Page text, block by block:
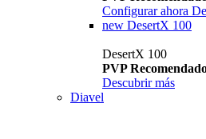
Configurar ahora
new DesertX 100
DesertX 100
PVP
Descubrir más
Diavel